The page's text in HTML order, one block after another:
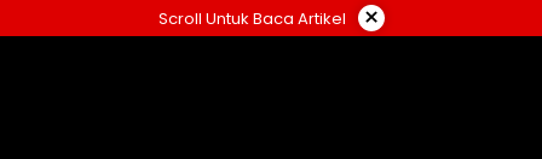
ke
Scroll Untuk Baca Artikel ×